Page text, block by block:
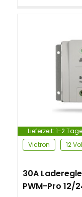
Lieferzeit: 1-2 Tage
Victron
12
30A
PWM-Pro 12/